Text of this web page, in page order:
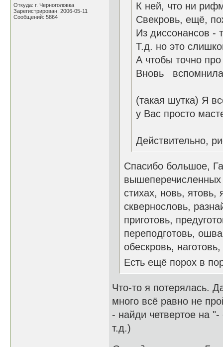
Откуда: г. Черноголовка
Зарегистрирован: 2006-05-11
Сообщений: 5864
К ней, что ни
Свекровь, ещё,
Из диссонансов -
Т.д. но это
А чтобы точно
Вновь
(такая шутка) Я
у Вас просто
Действительно,
Спасибо большое,
вышеперечисленных
стихах, новь, ятовь,
сквернословь,
приготовь,
переподготовь,
обескровь,
Есть ещё порох в
Что-то я потерялась.
много всё равно не
- найди четвертое на "-
т.д.)